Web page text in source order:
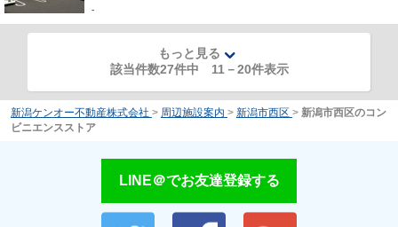
-
もっと見る
該当件数27件中 11 －20件表示
新潟ケンオー不動産株式会社 > 周辺施設案内 > 新潟市西区 > 新潟市西区のコン
ビニエンスストア
LINE＠でお友達登録する